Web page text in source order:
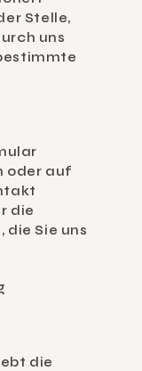
Stelle,
uns
oder auf
die
die Sie uns
die